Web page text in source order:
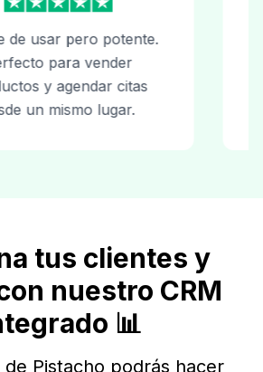
pero potente.
para vender
agendar citas
mismo lugar.
tus clientes y
nuestro CRM
📊
de Pistacho podrás hacer